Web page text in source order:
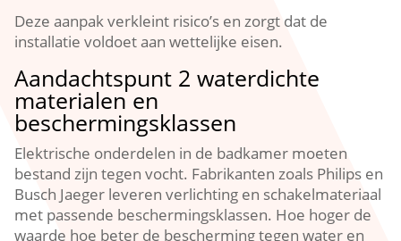
Deze aanpak verkleint risico’s en zorgt dat de
installatie voldoet aan wettelijke eisen.​
Aandachtspunt 2 waterdichte
materialen en
beschermingsklassen
Elektrische onderdelen in de badkamer moeten
bestand zijn tegen vocht.​ Fabrikanten zoals Philips en
Busch Jaeger leveren verlichting en schakelmateriaal
met passende beschermingsklassen.​ Hoe hoger de
waarde hoe beter de bescherming tegen water en